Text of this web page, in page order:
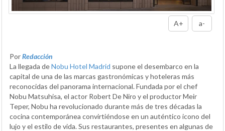
A+ a-
PorRedacción
La llegada deNobu Hotel Madrid supone el desembarco en la
capital de una de las marcas gastronómicas y hoteleras más
reconocidas del panorama internacional. Fundada por el chef
Nobu Matsuhisa, el actor Robert De Niro y el productor Meir
Teper, Nobu ha revolucionado durante más de tres décadas la
cocina contemporánea convirtiéndose en un auténtico icono del
lujo y el estilo de vida. Sus restaurantes, presentes en algunas de